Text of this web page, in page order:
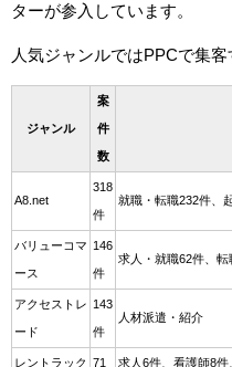
ターが参入しています。
人気ジャンルではPPCで集客
ジャンル
案
件
数
A8.net
318
件
就職・転職232件、
バリューコマ
ース
146
件
求人・就職62件、
アクセストレ
ード
143
件
人材派遣・紹介
レントラック 71 求人6件、看護師8件